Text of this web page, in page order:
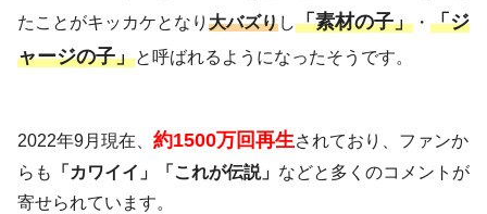
たことがキッカケとなり 大バズりし「素材の子」 ・ 「ジ
ャージの子」と呼ばれるようになったそうです。
2022年9月現在、 約1500万回再生されており、ファンか
らも
「カワイイ」「これが伝説」 などと多くのコメントが
寄せられています。